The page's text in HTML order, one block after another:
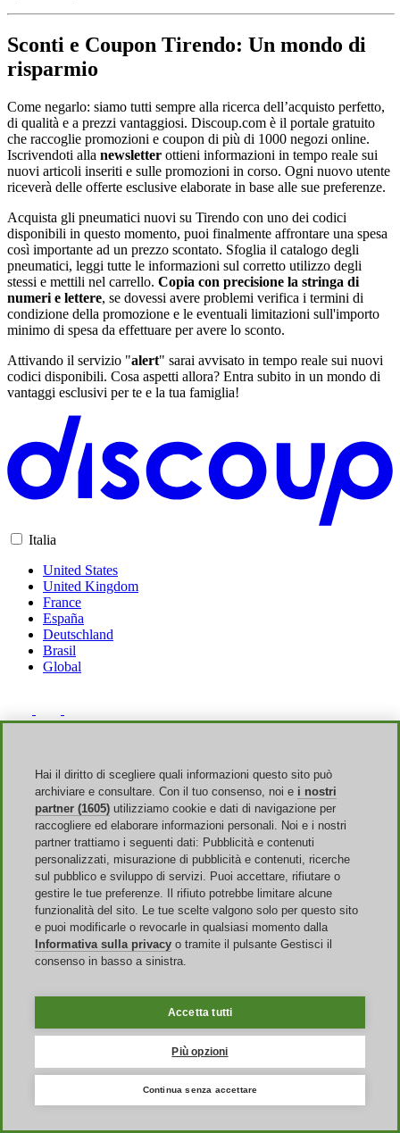
Sconti e Coupon Tirendo: Un mondo di
risparmio
Come negarlo: siamo tutti sempre alla ricerca dell’acquisto perfetto,
di qualità e a prezzi vantaggiosi. Discoup.com è il portale gratuito
che raccoglie promozioni e coupon di più di 1000 negozi online.
Iscrivendoti alla newsletter ottieni informazioni in tempo reale sui
nuovi articoli inseriti e sulle promozioni in corso. Ogni nuovo utente
riceverà delle offerte esclusive elaborate in base alle sue preferenze.
Acquista gli pneumatici nuovi su Tirendo con uno dei codici
disponibili in questo momento, puoi finalmente affrontare una spesa
così importante ad un prezzo scontato. Sfoglia il catalogo degli
pneumatici, leggi tutte le informazioni sul corretto utilizzo degli
stessi e mettili nel carrello. Copia con precisione la stringa di
numeri e lettere, se dovessi avere problemi verifica i termini di
condizione della promozione e le eventuali limitazioni sull'importo
minimo di spesa da effettuare per avere lo sconto.
Attivando il servizio "alert" sarai avvisato in tempo reale sui nuovi
codici disponibili. Cosa aspetti allora? Entra subito in un mondo di
vantaggi esclusivi per te e la tua famiglia!
Italia
United States
United Kingdom
France
España
Deutschland
Brasil
Global
Sito Web
Chi siamo
Pubblicità
Discoup Rewards
Contatti
FAQ
T&C
Trasparenza
News
Guida agli sconti
Eventi
Hai il diritto di scegliere quali informazioni questo sito può
archiviare e consultare. Con il tuo consenso, noi e i nostri
partner (1605) utilizziamo cookie e dati di navigazione per
raccogliere ed elaborare informazioni personali. Noi e i nostri
partner trattiamo i seguenti dati: Pubblicità e contenuti
personalizzati, misurazione di pubblicità e contenuti, ricerche
sul pubblico e sviluppo di servizi. Puoi accettare, rifiutare o
gestire le tue preferenze. Il rifiuto potrebbe limitare alcune
funzionalità del sito. Le tue scelte valgono solo per questo sito
e puoi modificarle o revocarle in qualsiasi momento dalla
Informativa sulla privacy o tramite il pulsante Gestisci il
consenso in basso a sinistra.
Accetta tutti
Più opzioni
Continua senza accettare